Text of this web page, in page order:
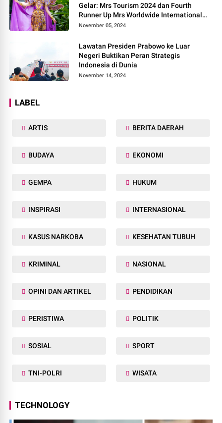
Gelar: Mrs Tourism 2024 dan Fourth
Runner Up Mrs Worldwide International
2024, di Pemilihan Mrs Worldwide 2024
November 05, 2024
Lawatan Presiden Prabowo ke Luar
Negeri Buktikan Peran Strategis
Indonesia di Dunia
November 14, 2024
LABEL
ARTIS BERITA DAERAH
BUDAYA EKONOMI
GEMPA HUKUM
INSPIRASI INTERNASIONAL
KASUS NARKOBA KESEHATAN TUBUH
KRIMINAL NASIONAL
OPINI DAN ARTIKEL PENDIDIKAN
PERISTIWA POLITIK
SOSIAL SPORT
TNI-POLRI WISATA
TECHNOLOGY